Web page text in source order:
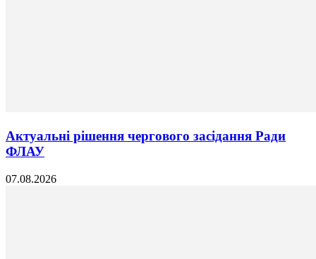
Актуальні рішення чергового засідання Ради
ФЛАУ
07.08.2026